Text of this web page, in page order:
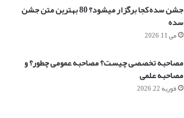
جشن سده کجا برگزار میشود؟ 80 بهترین متن جشن
سده
می 11, 2026
مصاحبه تخصصی چیست؟ مصاحبه عمومی چطور؟ و
مصاحبه علمی
فوریه 22, 2026